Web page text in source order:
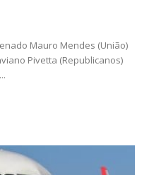
Mauro Mendes (União)
Pivetta (Republicanos)